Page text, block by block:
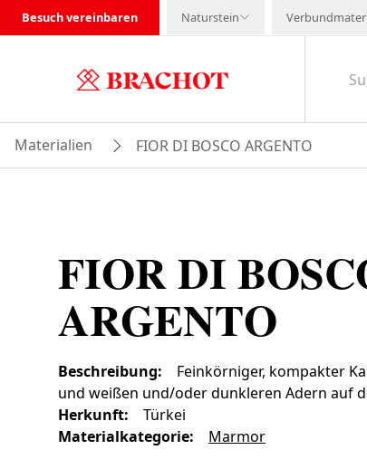
Besuch vereinbaren Naturstein
Materialien FIOR DI BOSCO ARGENTO
FIOR DI
ARGENTO
Beschreibung:
Feinkörniger, kompakter
und weißen und/oder dunkleren Adern auf
Herkunft:
Türkei
Materialkategorie: Marmor